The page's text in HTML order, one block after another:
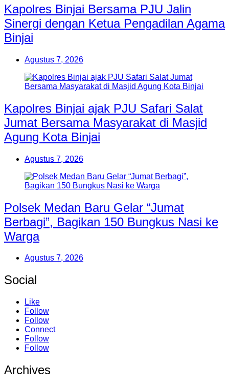
Kapolres Binjai Bersama PJU Jalin
Sinergi dengan Ketua Pengadilan Agama
Binjai
Agustus 7, 2026
Kapolres Binjai ajak PJU Safari Salat
Jumat Bersama Masyarakat di Masjid
Agung Kota Binjai
Agustus 7, 2026
Polsek Medan Baru Gelar “Jumat
Berbagi”, Bagikan 150 Bungkus Nasi ke
Warga
Agustus 7, 2026
Social
Like
Follow
Follow
Connect
Follow
Follow
Archives